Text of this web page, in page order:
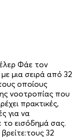
Φάε τον
μια σειρά από 32
οποίους
νοοτροπίας που
πρακτικές,
για να
το εισόδημά σας.
32